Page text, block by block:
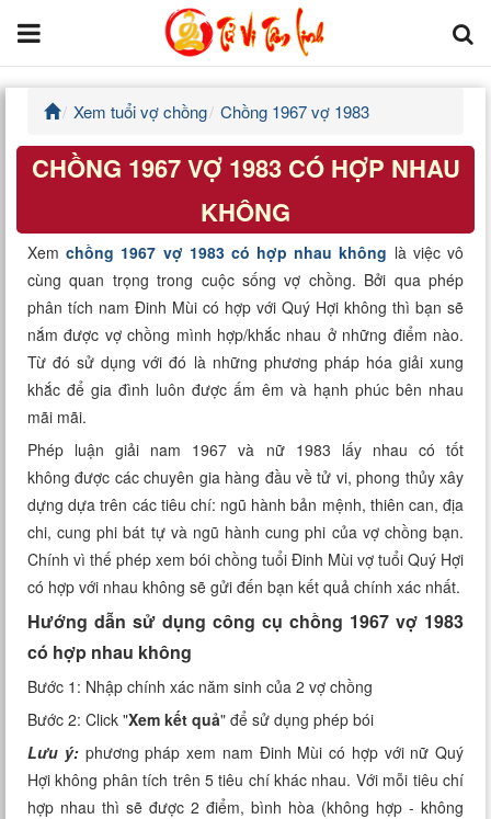
Trang chủ
Tử Vi Đẩu Số
Tử Vi 12 Con Giáp
Phong thủy
Kinh Dịch
Văn Hoa Tâm linh
Xem ngày
Xem tuổi
Xem bói
Tướng số
Cung hoàng đạo
Xem tuổi vợ chồng Chồng 1967 vợ 1983
CHỒNG 1967 VỢ 1983 CÓ HỢP NHAU
KHÔNG
Xem chồng 1967 vợ 1983 có hợp nhau không là việc vô
cùng quan trọng trong cuộc sống vợ chồng. Bởi qua phép
phân tích nam Đinh Mùi có hợp với Quý Hợi không thì bạn sẽ
nắm được vợ chồng mình hợp/khắc nhau ở những điểm nào.
Từ đó sử dụng với đó là những phương pháp hóa giải xung
khắc để gia đình luôn được ấm êm và hạnh phúc bên nhau
mãi mãi.
Phép luận giải nam 1967 và nữ 1983 lấy nhau có tốt
không được các chuyên gia hàng đầu về tử vi, phong thủy xây
dựng dựa trên các tiêu chí: ngũ hành bản mệnh, thiên can, địa
chi, cung phi bát tự và ngũ hành cung phi của vợ chồng bạn.
Chính vì thế phép xem bói chồng tuổi Đinh Mùi vợ tuổi Quý Hợi
có hợp với nhau không sẽ gửi đến bạn kết quả chính xác nhất.
Hướng dẫn sử dụng công cụ chồng 1967 vợ 1983
có hợp nhau không
Bước 1: Nhập chính xác năm sinh của 2 vợ chồng
Bước 2: Click "Xem kết quả" để sử dụng phép bói
Lưu ý:phương pháp xem nam Đinh Mùi có hợp với nữ Quý
Hợi không phân tích trên 5 tiêu chí khác nhau. Với mỗi tiêu chí
hợp nhau thì sẽ được 2 điểm, bình hòa (không hợp - không